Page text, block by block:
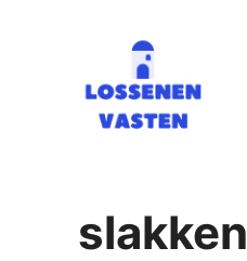
slakken